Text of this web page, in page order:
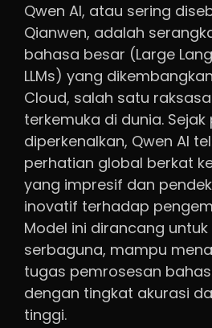
Qwen AI, atau sering
Qianwen, adalah
bahasa besar (Large
LLMs) yang
Cloud, salah satu
terkemuka di dunia.
diperkenalkan, Qwen AI
perhatian global berkat
yang impresif dan
inovatif terhadap
Model ini dirancang
serbaguna, mampu
tugas pemrosesan
dengan tingkat akurasi
tinggi.